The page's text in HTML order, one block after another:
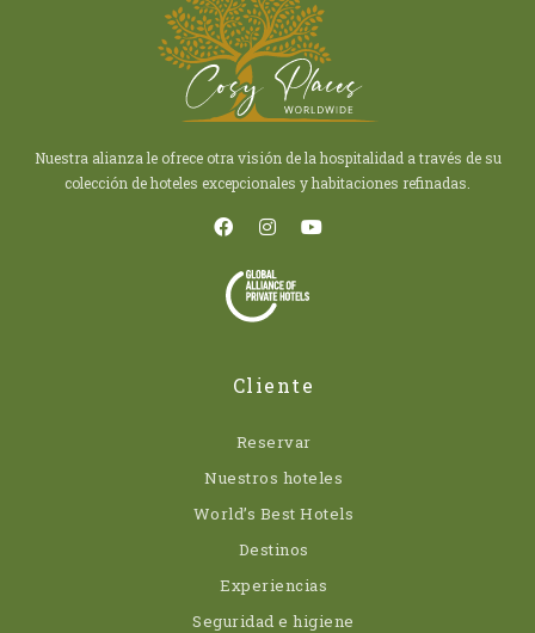
Nuestra alianza le ofrece otra visión de la hospitalidad a través de su
colección de hoteles excepcionales y habitaciones refinadas.
Cliente
Reservar
Nuestros hoteles
World’s Best Hotels
Destinos
Experiencias
Seguridad e higiene